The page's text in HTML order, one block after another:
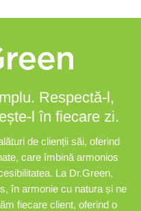
Respectă-l,
l în fiecare zi.
de clienții săi, oferind
care îmbină armonios
La Dr.Green,
în armonie cu natura și ne
fiecare client, oferind o